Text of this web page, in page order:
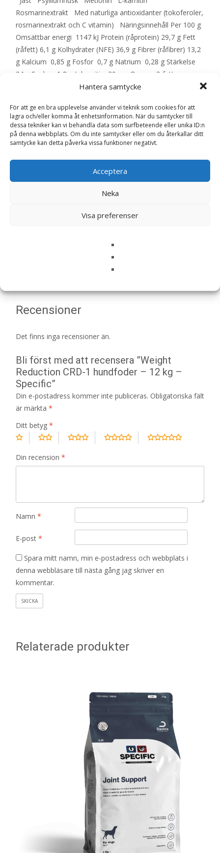
Hantera samtycke
För att ge en bra upplevelse använder vi teknik som cookies för att
lagra och/eller komma åt enhetsinformation. När du samtycker till
dessa tekniker kan vi behandla data som surfbeteende eller unika ID:n
på denna webbplats. Om du inte samtycker eller om du återkallar ditt
samtycke kan detta påverka vissa funktioner negativt.
Acceptera
Neka
Visa preferenser
Rosmarinextrakt Med naturliga antioxidanter (tokoferoler,
rosmarinextrakt och C vitamin) Näringsinnehåll Per 100 g
Omsättbar energi 1147 kJ Protein (råprotein) 29,7 g Fett
(råfett) 6,1 g Kolhydrater (NFE) 36,9 g Fibrer (råfibrer) 13,2
g Kalcium 0,85 g Fosfor 0,7 g Natrium 0,28 g Stärkelse
24 g Socker 1,8 g L-karnitin 30 mg Omega-3-fettsyror
0,72 g Förhållande n-3:n-6 1:2 Vatten 8,5 g Vikt Mängd 2,5
230 g 15 – 20 kg 230 – 285 g 20 – 25 kg 285 – 335 g 25 –
30 kg 335 – 385 g 30 – 35 kg 385 – 430 g 35 – 40 kg 430 –
475 g 40 – 50 kg 475 – 565 g 50 – 60 kg 565 – 645 g 60 –
70 kg 645 – 725 g 70 – 80 kg 725 – 800 g – EAN:
5701170111743
Recensioner
Det finns inga recensioner än.
Bli först med att recensera ”Weight
Reduction CRD-1 hundfoder – 12 kg –
Specific”
Din e-postadress kommer inte publiceras. Obligatoriska fält
är märkta *
Ditt betyg *
Din recension *
Namn *
E-post *
Spara mitt namn, min e-postadress och webbplats i
denna webbläsare till nästa gång jag skriver en
kommentar.
Relaterade produkter